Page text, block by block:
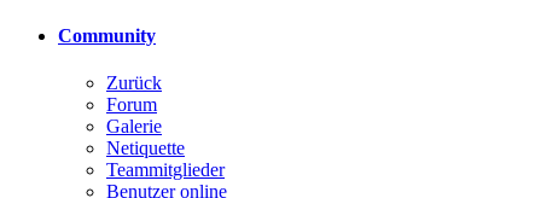
Community
Zurück
Forum
Galerie
Netiquette
Teammitglieder
Benutzer online